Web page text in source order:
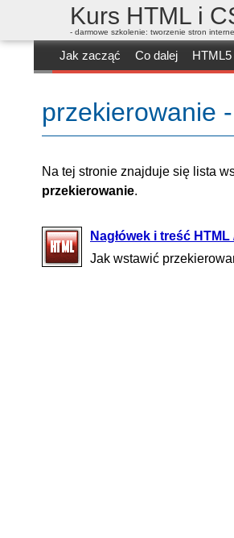
Kurs HTML i
- darmowe szkolenie: tworzenie stron
Jak zacząć Co dalej HTML5
przekierowanie
Na tej stronie znajduje się lista
przekierowanie.
Nagłówek i treść
Jak wstawić